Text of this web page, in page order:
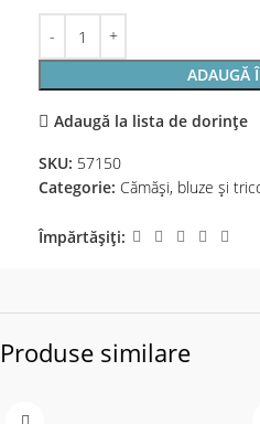
ADAUGĂ
Adaugă la lista de dorințe
SKU: 57150
Categorie: Cămăși, bluze și
Împărtășiți:
Produse similare